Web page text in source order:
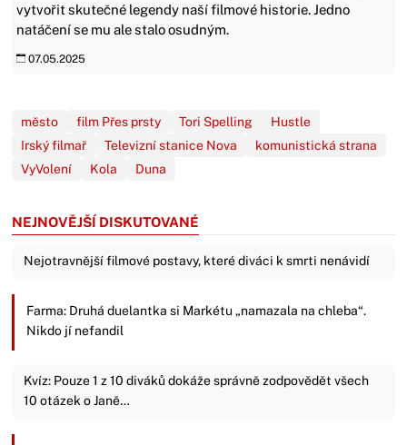
vytvořit skutečné legendy naší filmové historie. Jedno
natáčení se mu ale stalo osudným.
07.05.2025
město film Přes prsty Tori Spelling
Hustle
Irský filmař
Televizní stanice Nova
komunistická strana
VyVolení
Kola Duna
NEJNOVĚJŠÍ DISKUTOVANÉ
Nejotravnější filmové postavy, které diváci k smrti nenávidí
Farma: Druhá duelantka si Markétu „namazala na chleba“.
Nikdo jí nefandil
Kvíz: Pouze 1 z 10 diváků dokáže správně zodpovědět všech
10 otázek o Janě…